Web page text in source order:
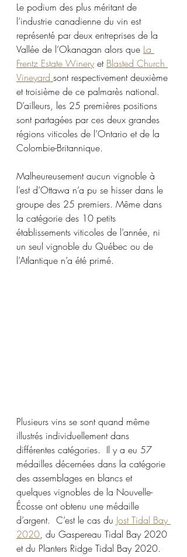
Le podium des plus méritant de
l’industrie canadienne du vin est
représenté par deux entreprises de la
Vallée de l’Okanagan alors que La
Frentz Estate Winery et Blasted Church
Vineyard sont respectivement deuxième
et troisième de ce palmarès national.
D’ailleurs, les 25 premières positions
sont partagées par ces deux grandes
régions viticoles de l’Ontario et de la
Colombie-Britannique.
Malheureusement aucun vignoble à
l’est d’Ottawa n’a pu se hisser dans le
groupe des 25 premiers. Même dans
la catégorie des 10 petits
établissements viticoles de l’année, ni
un seul vignoble du Québec ou de
l’Atlantique n’a été primé.
Plusieurs vins se sont quand même
illustrés individuellement dans
différentes catégories.  Il y a eu 57
médailles décernées dans la catégorie
des assemblages en blancs et
quelques vignobles de la Nouvelle-
Écosse ont obtenu une médaille
d’argent.  C’est le cas du Jost Tidal Bay
2020, du Gaspereau Tidal Bay 2020
et du Planters Ridge Tidal Bay 2020.